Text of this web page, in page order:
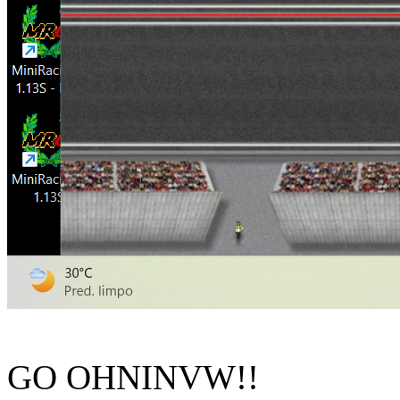
GO OHNINVW!!